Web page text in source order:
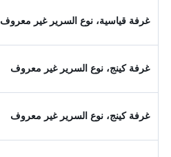
غرفة قياسية، نوع السرير غير معروف
غرفة كينج، نوع السرير غير معروف
غرفة كينج، نوع السرير غير معروف